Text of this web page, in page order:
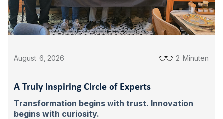
August 6 2026 2 Minuten
A Truly Inspiring Circle of Experts
Transformation begins with trust. Innovation
begins with curiosity.